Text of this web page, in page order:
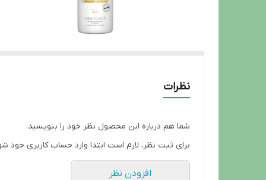
نظرات
شما هم درباره این محصول نظر خود را بنویسید.
برای ثبت نظر، لازم است ابتدا وارد حساب کاربری خود
افزودن نظر